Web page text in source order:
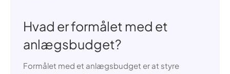
Hvad er formålet med et
anlægsbudget?
Formålet med et anlægsbudget er at styre